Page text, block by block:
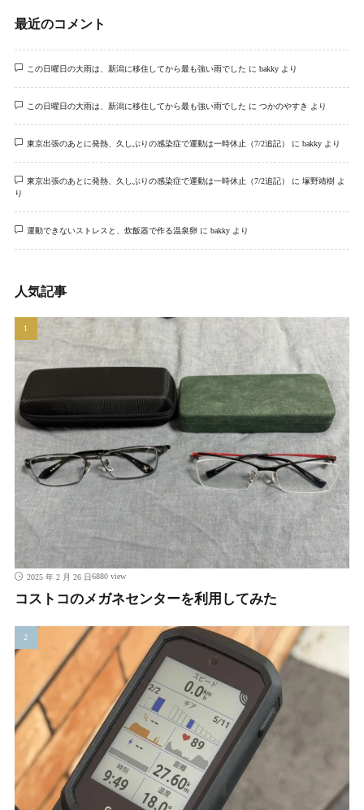
最近のコメント
この日曜日の大雨は、新潟に移住してから最も強い雨でした に bakkyより
この日曜日の大雨は、新潟に移住してから最も強い雨でした に つかのやすき より
東京出張のあとに発熱、久しぶりの感染症で運動は一時休止（7/2追記） に bakkyより
東京出張のあとに発熱、久しぶりの感染症で運動は一時休止（7/2追記） に 塚野靖樹よ
り
運動できないストレスと、炊飯器で作る温泉卵に bakkyより
人気記事
2025 年 2 月 26 日6880 view
コストコのメガネセンターを利用してみた